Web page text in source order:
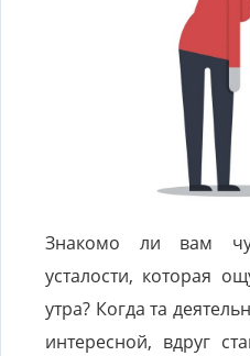
Знакомо ли вам
усталости, которая
утра? Когда та
интересной, вдруг